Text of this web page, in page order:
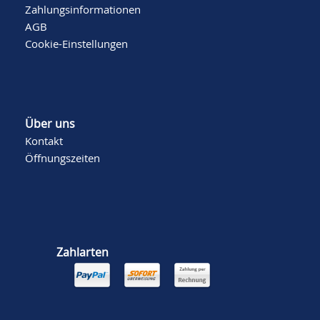
Zahlungsinformationen
AGB
Cookie-Einstellungen
Über uns
Kontakt
Öffnungszeiten
Zahlarten